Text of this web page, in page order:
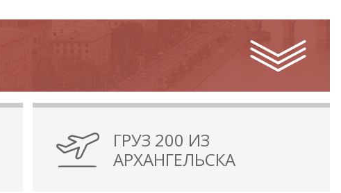
ГРУЗ 200 ИЗ
АРХАНГЕЛЬСКА